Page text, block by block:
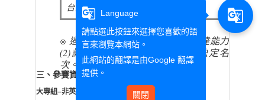
台風儀態（肢體語言、服裝、儀態
※ 遇有同分情形時，以
語言表達能力
(2)詩歌理解力的得分高低順序決定名
次。
三 、 參賽資格 (參賽者需同時符合下列各條件)
大專組–非英語相關科系：
g_translate
Language
請點選此按鈕來選擇您喜歡的語
言來瀏覽本網站。
此網站的翻譯是由Google 翻譯
提供。
關閉
g_translate